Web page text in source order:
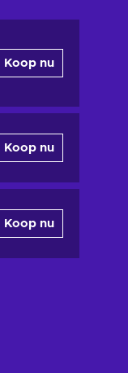
Koop nu
Koop nu
Koop nu